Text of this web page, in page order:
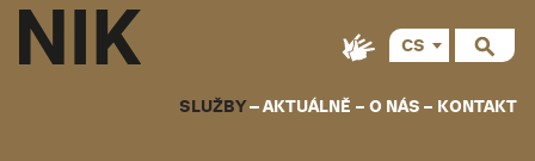
SLUŽBY AKTUÁLNĚ O NÁS KONTAKT
CS